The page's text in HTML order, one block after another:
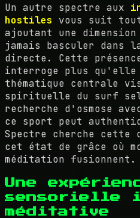
Un autre spectre aux
hostiles vous suit
ajoutant une dimension
jamais basculer dans
directe. Cette
interroge plus qu'elle
thématique centrale
spirituelle du surf
recherche d'osmose
ce sport peut
Spectre cherche cette
cet état de grâce où
méditation fusionnent.
Une
sensorielle
méditative